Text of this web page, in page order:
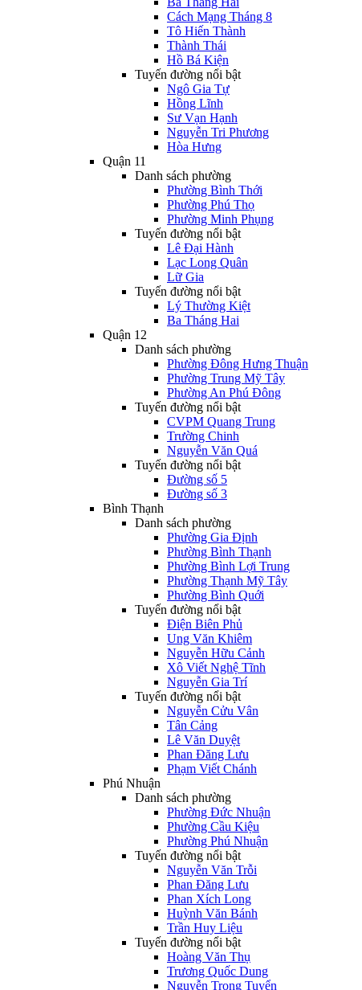
Cách Mạng Tháng 8
Tô Hiến Thành
Thành Thái
Hồ Bá Kiện
Tuyến đường nổi bật
Ngô Gia Tự
Hồng Lĩnh
Sư Vạn Hạnh
Nguyễn Tri Phương
Hòa Hưng
Quận 11
Danh sách phường
Phường Bình Thới
Phường Phú Thọ
Phường Minh Phụng
Tuyến đường nổi bật
Lê Đại Hành
Lạc Long Quân
Lữ Gia
Tuyến đường nổi bật
Lý Thường Kiệt
Ba Tháng Hai
Quận 12
Danh sách phường
Phường Đông Hưng Thuận
Phường Trung Mỹ Tây
Phường An Phú Đông
Tuyến đường nổi bật
CVPM Quang Trung
Trường Chinh
Nguyễn Văn Quá
Tuyến đường nổi bật
Đường số 5
Đường số 3
Bình Thạnh
Danh sách phường
Phường Gia Định
Phường Bình Thạnh
Phường Bình Lợi Trung
Phường Thạnh Mỹ Tây
Phường Bình Quới
Tuyến đường nổi bật
Điện Biên Phủ
Ung Văn Khiêm
Nguyễn Hữu Cảnh
Xô Viết Nghệ Tĩnh
Nguyễn Gia Trí
Tuyến đường nổi bật
Nguyễn Cửu Vân
Tân Cảng
Lê Văn Duyệt
Phan Đăng Lưu
Phạm Viết Chánh
Phú Nhuận
Danh sách phường
Phường Đức Nhuận
Phường Cầu Kiệu
Phường Phú Nhuận
Tuyến đường nổi bật
Nguyễn Văn Trỗi
Phan Đăng Lưu
Phan Xích Long
Huỳnh Văn Bánh
Trần Huy Liệu
Tuyến đường nổi bật
Hoàng Văn Thụ
Trương Quốc Dung
Nguyễn Trọng Tuyển